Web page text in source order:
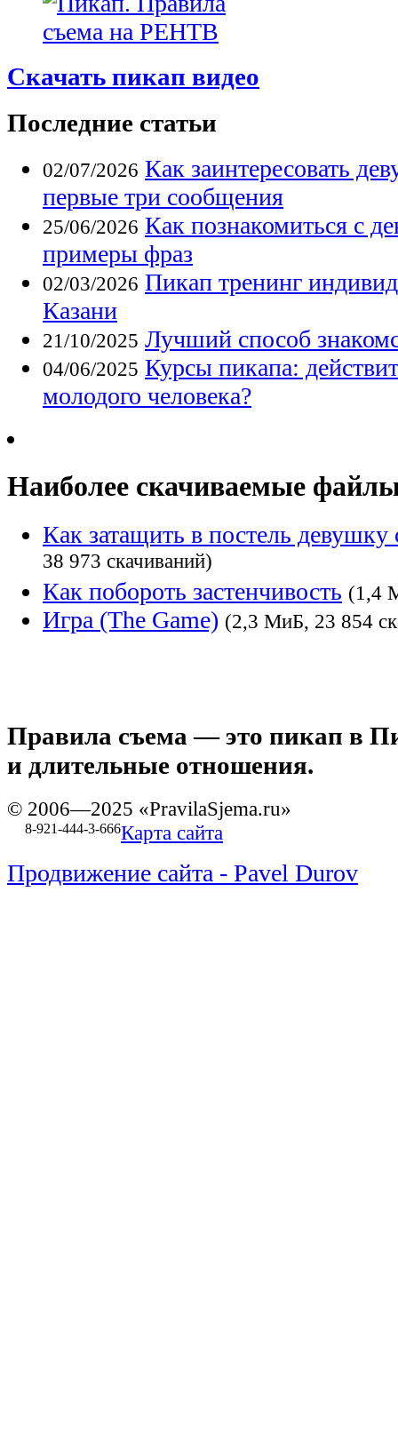
Скачать пикап видео
Последние статьи
02/07/2026 Как заинтересовать
первые три сообщения
25/06/2026 Как познакомиться с
примеры фраз
02/03/2026 Пикап тренинг
Казани
21/10/2025 Лучший способ
04/06/2025 Курсы пикапа:
молодого человека?
Наиболее скачиваемые
Как затащить в постель девушку
38 973 скачиваний)
Как побороть застенчивость (1,4
Игра (The Game) (2,3 МиБ, 23 854
Правила съема — это пикап в
и длительные отношения.
© 2006—2025 «PravilaSjema.ru»
8-921-444-3-666Карта сайта
Продвижение сайта - Pavel Durov